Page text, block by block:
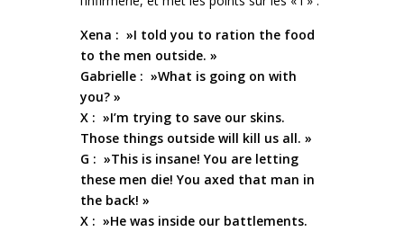
Xena : »I told you to ration the food
to the men outside. »
Gabrielle : »What is going on with
you? »
X : »I’m trying to save our skins.
Those things outside will kill us all. »
G : »This is insane! You are letting
these men die! You axed that man in
the back! »
X : »He was inside our battlements.